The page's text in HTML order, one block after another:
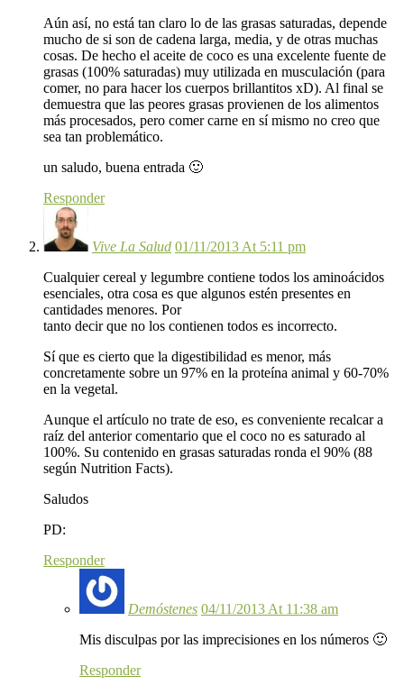
Aún así, no está tan claro lo de las grasas saturadas, depende
mucho de si son de cadena larga, media, y de otras muchas
cosas. De hecho el aceite de coco es una excelente fuente de
grasas (100% saturadas) muy utilizada en musculación (para
comer, no para hacer los cuerpos brillantitos xD). Al final se
demuestra que las peores grasas provienen de los alimentos
más procesados, pero comer carne en sí mismo no creo que
sea tan problemático.
un saludo, buena entrada 🙂
Responder
Vive La Salud 01/11/2013 At 5:11 pm
Cualquier cereal y legumbre contiene todos los aminoácidos
esenciales, otra cosa es que algunos estén presentes en
cantidades menores. Por
tanto decir que no los contienen todos es incorrecto.
Sí que es cierto que la digestibilidad es menor, más
concretamente sobre un 97% en la proteína animal y 60-70%
en la vegetal.
Aunque el artículo no trate de eso, es conveniente recalcar a
raíz del anterior comentario que el coco no es saturado al
100%. Su contenido en grasas saturadas ronda el 90% (88
según Nutrition Facts).
Saludos
PD:
Responder
Demóstenes 04/11/2013 At 11:38 am
Mis disculpas por las imprecisiones en los números 🙂
Responder